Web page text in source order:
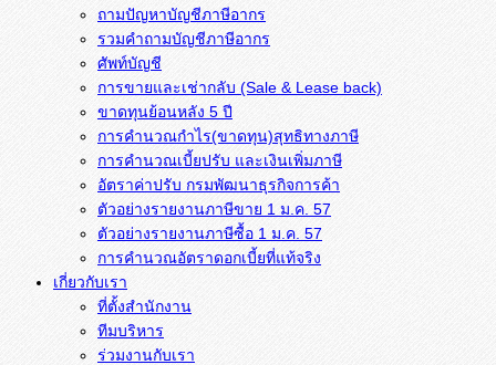
ถามปัญหาบัญชีภาษีอากร
รวมคำถามบัญชีภาษีอากร
ศัพท์บัญชี
การขายและเช่ากลับ (Sale & Lease back)
ขาดทุนย้อนหลัง 5 ปี
การคำนวณกำไร(ขาดทุน)สุทธิทางภาษี
การคำนวณเบี้ยปรับ และเงินเพิ่มภาษี
อัตราค่าปรับ กรมพัฒนาธุรกิจการค้า
ตัวอย่างรายงานภาษีขาย 1 ม.ค. 57
การคำนวณอัตราดอกเบี้ยที่แท้จริง
เกี่ยวกับเรา
ที่ตั้งสำนักงาน
ทีมบริหาร
ร่วมงานกับเรา